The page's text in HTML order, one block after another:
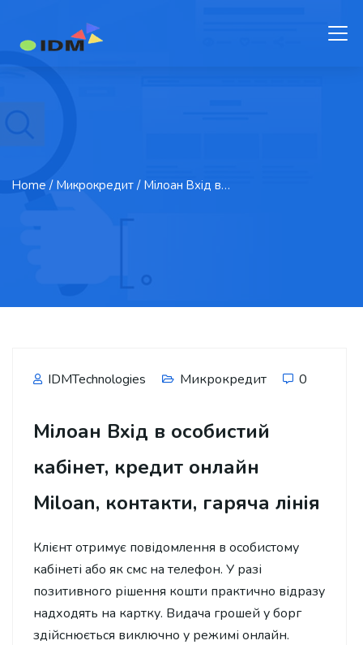
Home / Микрокредит / Мілоан Вхід в…
IDMTechnologies Микрокредит 0
Мілоан Вхід в особистий
кабінет, кредит онлайн
Miloan, контакти, гаряча лінія
Клієнт отримує повідомлення в особистому
кабінеті або як смс на телефон. У разі
позитивного рішення кошти практично відразу
надходять на картку. Видача грошей у борг
здійснюється виключно у режимі онлайн.